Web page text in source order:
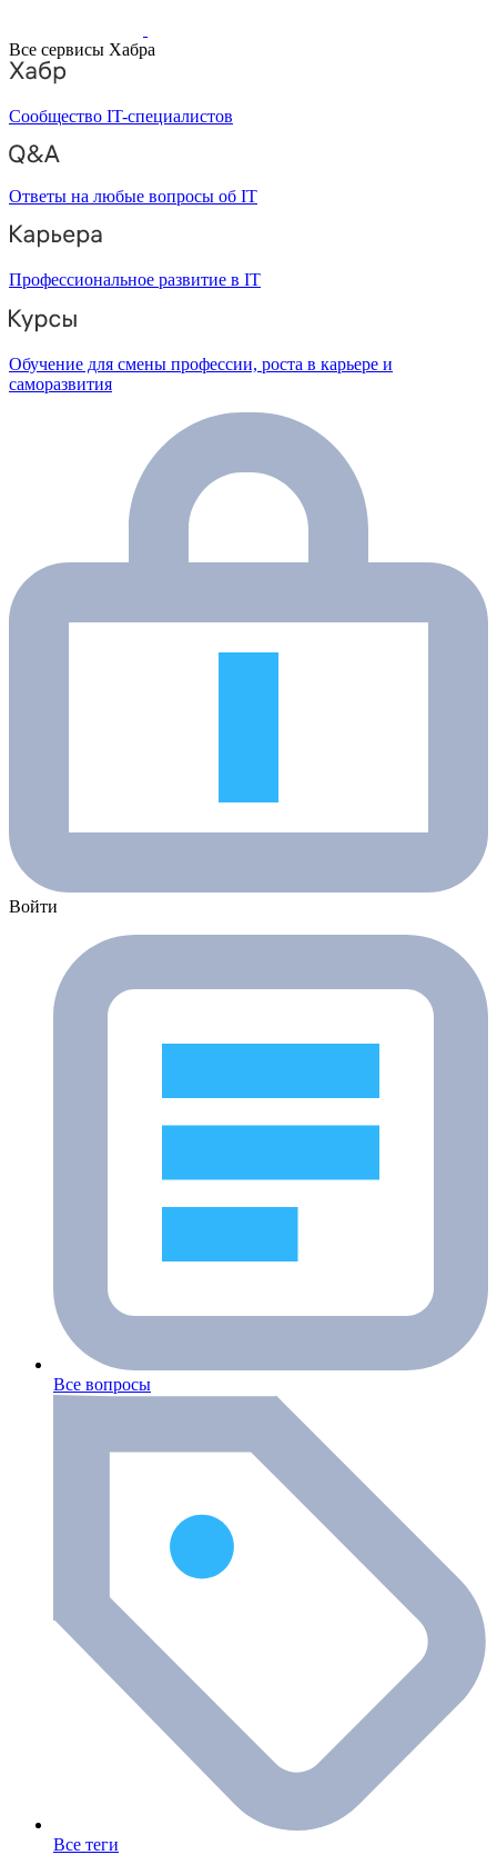
Все сервисы Хабра
Сообщество IT-специалистов
Ответы на любые вопросы об IT
Профессиональное развитие в IT
Обучение для смены профессии, роста в карьере и
саморазвития
Войти
Все вопросы
Все теги